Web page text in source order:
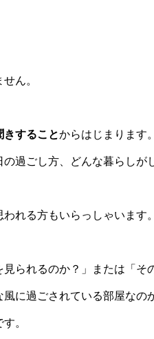
ん。
きすることからはじまります。
過ごし方、どんな暮らしが
れる方もいらっしゃいます。
られるのか？」または「そ
に過ごされている部屋なの
。